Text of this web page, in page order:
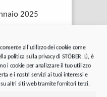
all'utilizzo dei cookie come
politica sulla privacy di STÖBER. Lì, è
i cookie per analizzare il tuo utilizzo
e i nostri servizi ai tuoi interessi e
altri siti web tramite fornitori terzi.
2025
delle sfide del
del mercato e